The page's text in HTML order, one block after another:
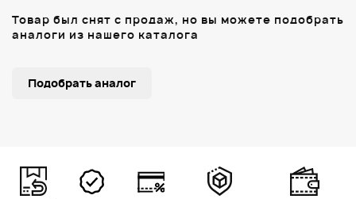
Товар был снят с продаж, но вы можете подобрать
аналоги из нашего каталога
Подобрать аналог